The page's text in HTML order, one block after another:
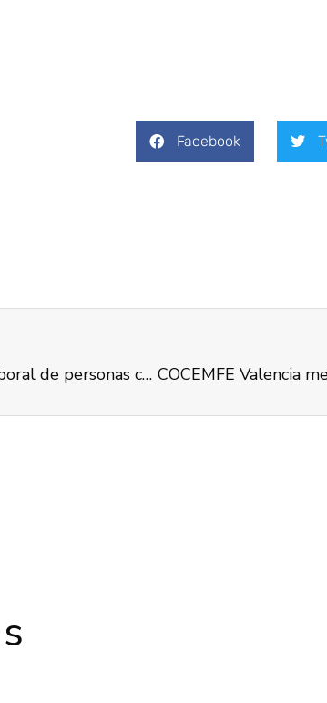
Facebook
COCEMFE València sigue promoviendo la integración laboral de personas con discapacidad